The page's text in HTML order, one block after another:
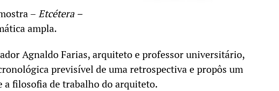
– Etcétera –
ampla.
Agnaldo Farias, arquiteto e professor universitário,
previsível de uma retrospectiva e propôs um
a filosofia de trabalho do arquiteto.